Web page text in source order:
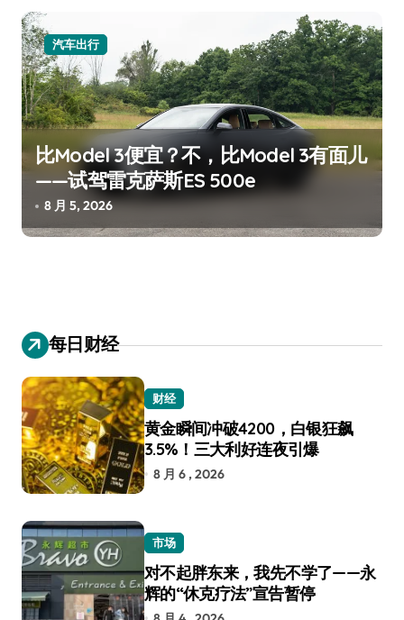
汽车出行
比Model 3便宜？不，比Model 3有面儿
——试驾雷克萨斯ES 500e
8 月 5, 2026
每日财经
财经
黄金瞬间冲破4200，白银狂飙
3.5%！三大利好连夜引爆
8 月 6 , 2026
市场
对不起胖东来，我先不学了——永
辉的“休克疗法”宣告暂停